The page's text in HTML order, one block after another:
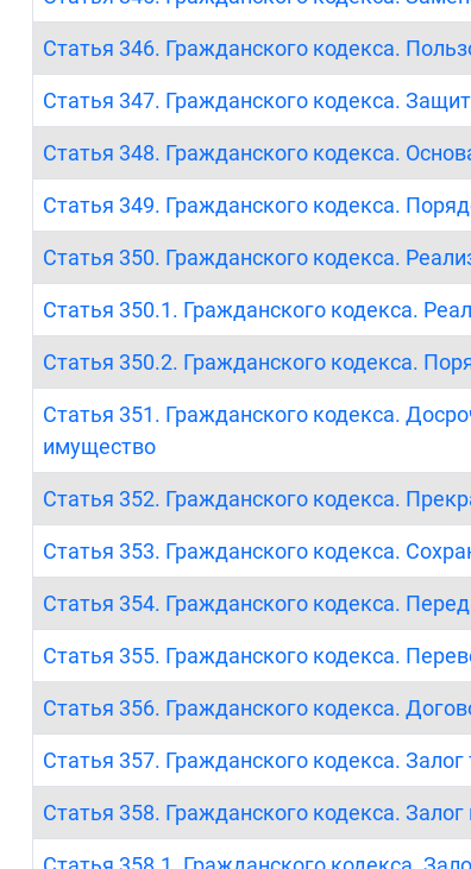
Статья 346. Гражданского кодекса.
Статья 347. Гражданского кодекса.
Статья 348. Гражданского кодекса.
Статья 349. Гражданского кодекса.
Статья 350. Гражданского кодекса.
Статья 350.1. Гражданского кодекса.
Статья 350.2. Гражданского кодекса.
Статья 351. Гражданского кодекса.
имущество
Статья 352. Гражданского кодекса.
Статья 353. Гражданского кодекса.
Статья 354. Гражданского кодекса.
Статья 355. Гражданского кодекса.
Статья 356. Гражданского кодекса.
Статья 357. Гражданского кодекса. Залог
Статья 358. Гражданского кодекса.